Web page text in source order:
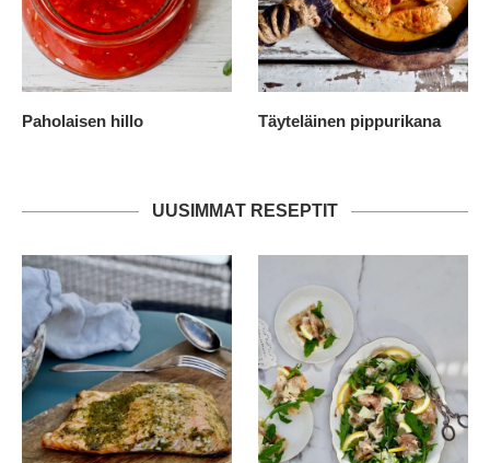
Paholaisen hillo Täyteläinen pippurikana
UUSIMMAT RESEPTIT